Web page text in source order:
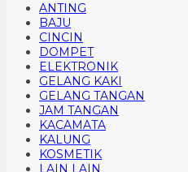
ANTING
BAJU
CINCIN
DOMPET
ELEKTRONIK
GELANG KAKI
GELANG TANGAN
JAM TANGAN
KACAMATA
KALUNG
KOSMETIK
LAIN LAIN